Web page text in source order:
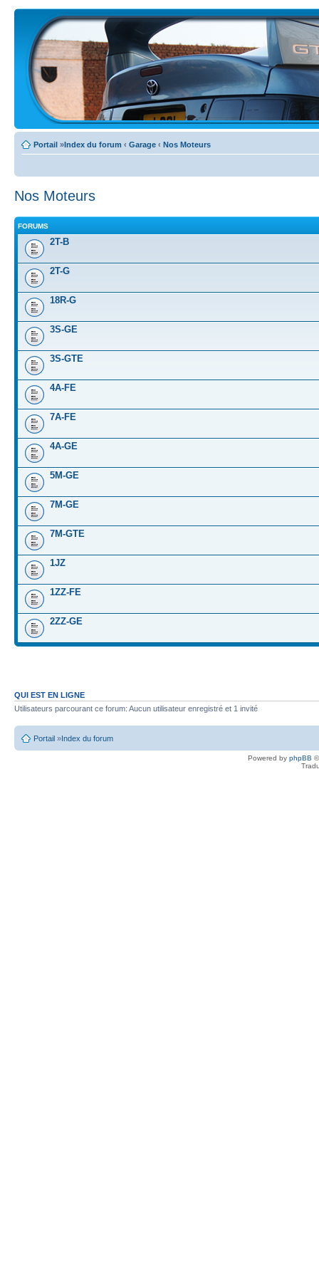
Portail »Index du forum ‹ Garage ‹ Nos Moteurs
Nos Moteurs
FORUMS
2T-B
2T-G
18R-G
3S-GE
3S-GTE
4A-FE
7A-FE
4A-GE
5M-GE
7M-GE
7M-GTE
1JZ
1ZZ-FE
2ZZ-GE
QUI EST EN LIGNE
Utilisateurs parcourant ce forum: Aucun utilisateur enregistré et 1 invité
Portail »Index du forum
Powered by phpBB